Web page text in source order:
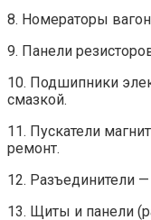
8. Номераторы
9. Панели
10. Подшипники
смазкой.
11. Пускатели
ремонт.
12. Разъединители —
13. Щиты и панели